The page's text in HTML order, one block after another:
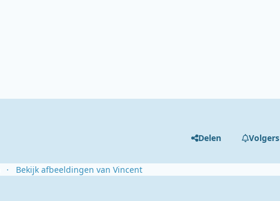
Delen Volgers
Bekijk afbeeldingen van Vincent